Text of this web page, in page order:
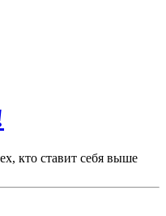
кто ставит себя выше